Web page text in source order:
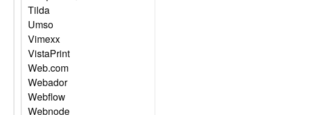
Tilda
Umso
Vimexx
VistaPrint
Web.com
Webador
Webflow
Webnode